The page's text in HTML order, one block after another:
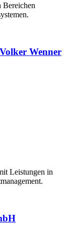
Bereichen
Wenner
Leistungen in